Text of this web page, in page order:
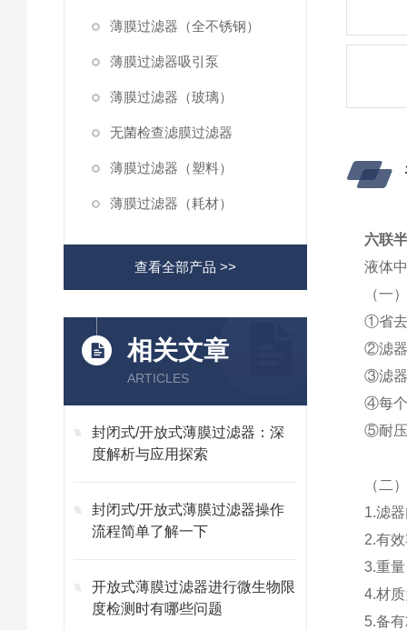
薄膜过滤器（全不锈钢）
薄膜过滤器吸引泵
薄膜过滤器（玻璃）
无菌检查滤膜过滤器
薄膜过滤器（塑料）
薄膜过滤器（耗材）
查看全部产品 >>
相关文章
ARTICLES
封闭式/开放式薄膜过滤器：深
度解析与应用探索
封闭式/开放式薄膜过滤器操作
流程简单了解一下
开放式薄膜过滤器进行微生物限
度检测时有哪些问题
六联
液体
（一
①省
②滤
③滤
④每
⑤耐
（二
1.滤
2.有
3.重
4.材
5.备有